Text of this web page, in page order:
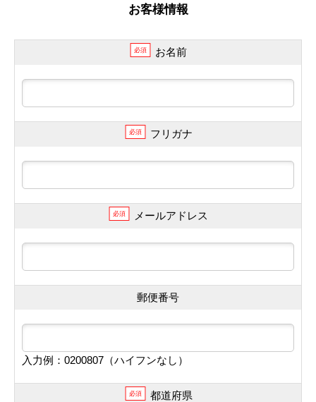
お客様情報
必須 お名前
必須 フリガナ
必須 メールアドレス
郵便番号
入力例：0200807（ハイフンなし）
必須 都道府県